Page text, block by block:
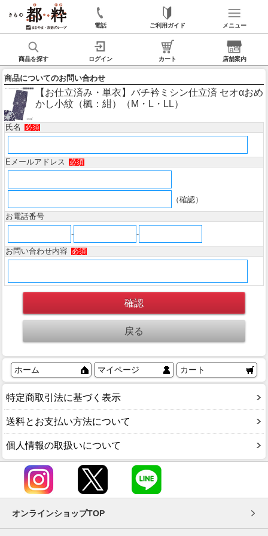
電話 ご利用ガイド メニュー
商品を探す ログイン カート 店舗案内
商品についてのお問い合わせ
【お仕立済み・単衣】バチ衿ミシン仕立済 セオαおめ
かし小紋（楓：紺）（M・L・LL）
氏名 必須
Eメールアドレス 必須
（確認）
お電話番号
-
-
お問い合わせ内容
必須
ホーム マイページ カート
特定商取引法に基づく表示
送料とお支払い方法について
個人情報の取扱いについて
オンラインショップTOP